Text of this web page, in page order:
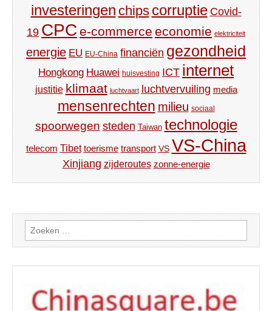
investeringen chips corruptie Covid-
19 CPC e-commerce economie elektriciteit
energie EU EU-China financiën gezondheid
Hongkong Huawei huisvesting ICT internet
justitie klimaat luchtvaart luchtvervuiling media
mensenrechten milieu sociaal
spoorwegen steden Taiwan technologie
telecom Tibet toerisme transport VS VS-China
Xinjiang zijderoutes zonne-energie
Zoeken
naar: